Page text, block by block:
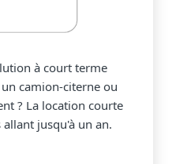
à court terme
camion-citerne ou
? La location courte
jusqu'à un an.